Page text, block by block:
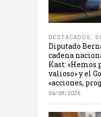
DESTACADOS ,
Diputado
cadena
Kast:
valioso» y el
«acciones,
06/08/2026